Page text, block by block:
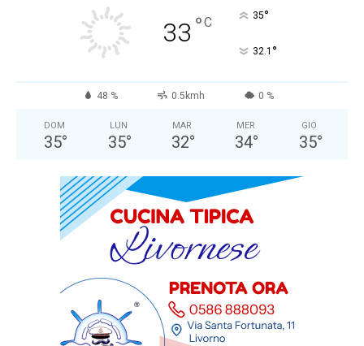
33 °C 35°
32.1 °
48 % 0.5kmh 0 %
DOM
35°
LUN
35°
MAR
32°
MER
34°
GIO
35°